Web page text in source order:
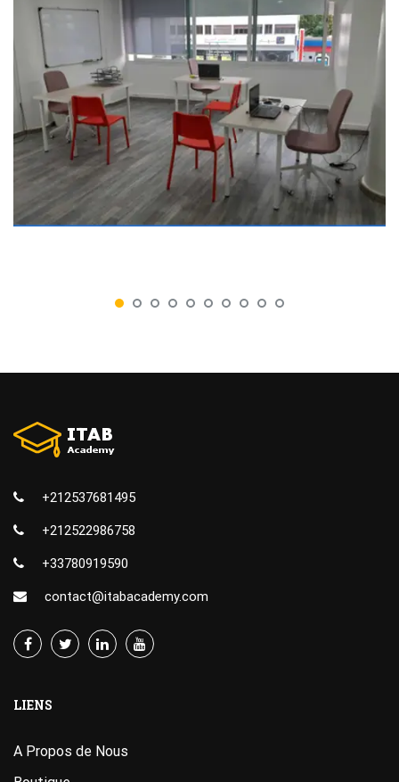
+212537681495
+212522986758
+33780919590
contact@itabacademy.com
LIENS
A Propos de Nous